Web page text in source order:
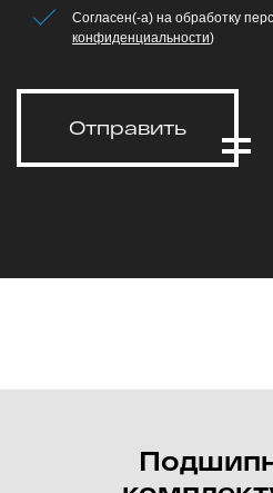
Согласен(-а) на обработку
конфиденциальности)
Отправить